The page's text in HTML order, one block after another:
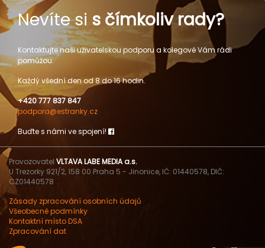
Nevíte si s čímkoliv rady?
Kontaktujte naši uživatelskou podporu a kolegové Vám rádi
pomůžou.
Každý všední den od 8 do 16 hodin.
+420 777 837 847
podpora@estranky.cz
Buďte s námi ve spojení!
Provozovatel VLTAVA LABE MEDIA a.s.
U Trezorky 921/2, 158 00 Praha 5 - Jinonice, IČ: 01440578, DIČ:
CZ01440578
Zásady zpracování osobních údajů
Všeobecné podmínky
Kontaktní místo DSA
Zpracování dat